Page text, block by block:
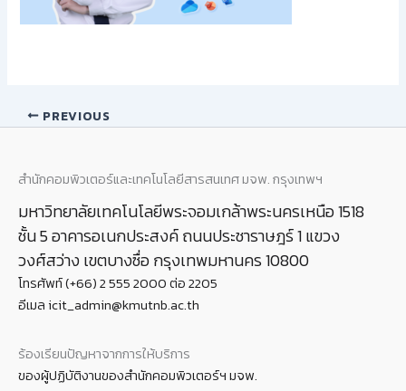
PREVIOUS
สำนักคอมพิวเตอร์และเทคโนโลยีสารสนเทศ มจพ. กรุงเทพฯ
มหาวิทยาลัยเทคโนโลยีพระจอมเกล้าพระนครเหนือ 1518
ชั้น 5 อาคารอเนกประสงค์ ถนนประชาราษฎร์ 1 แขวง
วงศ์สว่าง เขตบางซื่อ กรุงเทพมหานคร 10800
โทรศัพท์ (+66) 2 555 2000 ต่อ 2205
อีเมล icit_admin@kmutnb.ac.th
ร้องเรียนปัญหาจากการให้บริการ
ของผู้ปฏิบัติงานของสำนักคอมพิวเตอร์ฯ มจพ.